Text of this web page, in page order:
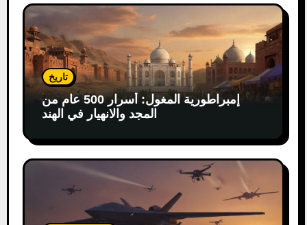
تاريخ
إمبراطورية المغول: أسرار 500 عام من
المجد والانهيار في الهند